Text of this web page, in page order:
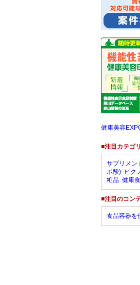
健康美容
■注目カテゴリ
サプリメン
ポ酸) ピク
粧品 健康
■注目のコン
食品容器を